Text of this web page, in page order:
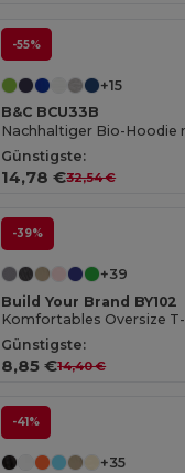
-55%
+15
B&C BCU33B
Günstigste:
14,78 €32,54 €
-39%
+39
Build Your Brand BY102
Komfortables Oversize
Günstigste:
8,85 €14,40 €
-41%
+35